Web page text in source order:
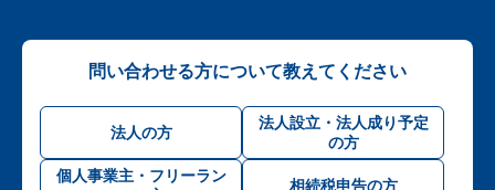
問い合わせる方について教えてください
法人の方
法人設立・法人成り予定
の方
個人事業主・フリーラン
相続税申告の方